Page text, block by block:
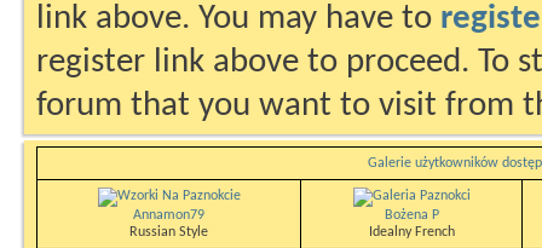
link above. You may have to
register link above to proceed. To
forum that you want to visit from
Galerie użytkowników
Annamon79
Russian Style
Bożena P
Idealny French